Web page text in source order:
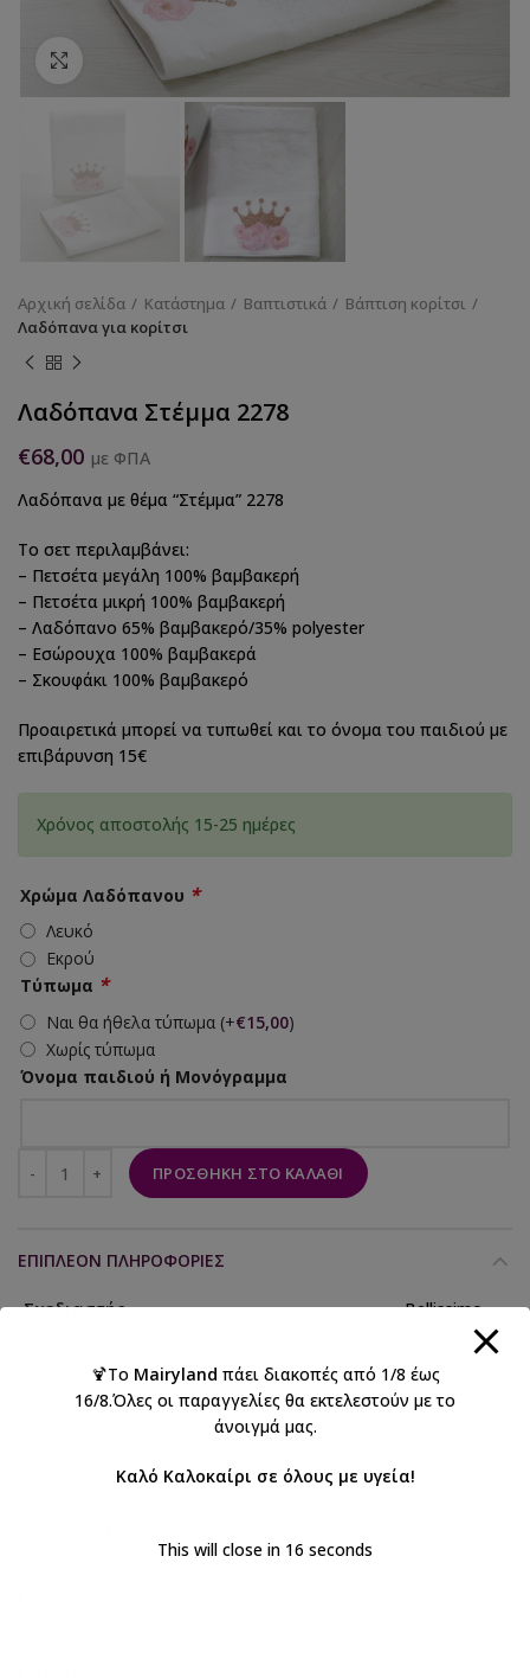
Κάντε κλικ για να μεγεθύνετε
Αρχική σελίδα Κατάστημα Βαπτιστικά
Βάπτιση κορίτσι
Λαδόπανα για κορίτσι
Λαδόπανα Στέμμα 2278
€68,00 με ΦΠΑ
Λαδόπανα με θέμα “Στέμμα” 2278
Το σετ περιλαμβάνει:
– Πετσέτα μεγάλη 100% βαμβακερή
– Πετσέτα μικρή 100% βαμβακερή
– Λαδόπανο 65% βαμβακερό/35% polyester
– Εσώρουχα 100% βαμβακερά
– Σκουφάκι 100% βαμβακερό
Προαιρετικά μπορεί να τυπωθεί και το όνομα του παιδιού με
επιβάρυνση 15€
Χρόνος αποστολής 15-25 ημέρες
Χρώμα Λαδόπανου *
Λευκό
Εκρού
Τύπωμα *
Ναι θα ήθελα τύπωμα (+€15,00)
Χωρίς τύπωμα
Όνομα παιδιού ή Μονόγραμμα
ΠΡΟΣΘΉΚΗ ΣΤΟ ΚΑΛΆΘΙ
ΕΠΙΠΛΈΟΝ ΠΛΗΡΟΦΟΡΊΕΣ
Σχεδιαστής
Bellissimo
Στέμμα
🍹Το Mairyland πάει διακοπές από 1/8 έως
16/8.Όλες οι παραγγελίες θα εκτελεστούν με το
άνοιγμά μας.
Καλό Καλοκαίρι σε όλους με υγεία!
This will close in 16 seconds